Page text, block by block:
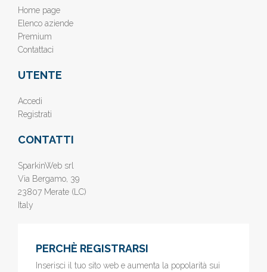
Home page
Elenco aziende
Premium
Contattaci
UTENTE
Accedi
Registrati
CONTATTI
SparkinWeb srl
Via Bergamo, 39
23807 Merate (LC)
Italy
PERCHÈ REGISTRARSI
Inserisci il tuo sito web e aumenta la popolarità sui